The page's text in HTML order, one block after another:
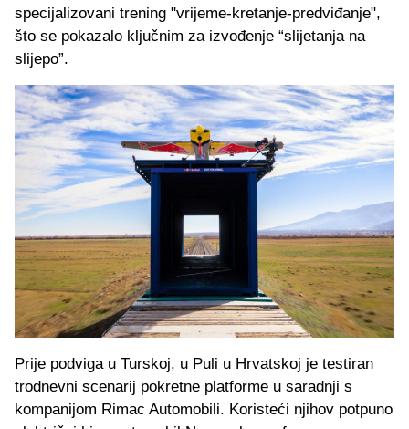
specijalizovani trening "vrijeme-kretanje-predviđanje",
što se pokazalo ključnim za izvođenje “slijetanja na
slijepo”.
Prije podviga u Turskoj, u Puli u Hrvatskoj je testiran
trodnevni scenarij pokretne platforme u saradnji s
kompanijom Rimac Automobili. Koristeći njihov potpuno